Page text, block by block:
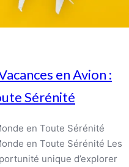
en Avion :
Sérénité
en Toute Sérénité
en Toute Sérénité Les
unique d’explorer